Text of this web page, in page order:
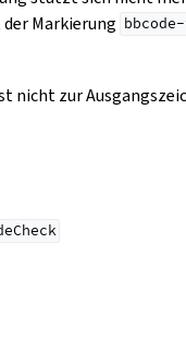
Markierung
nicht zur